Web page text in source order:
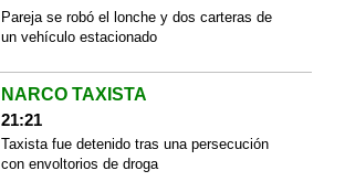
Pareja se robó el lonche y dos carteras de
un vehículo estacionado
NARCO TAXISTA
21:21
Taxista fue detenido tras una persecución
con envoltorios de droga